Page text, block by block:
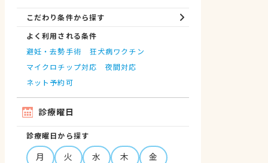
こだわり条件から探す
よく利用される条件
避妊・去勢手術
狂犬病ワクチン
マイクロチップ対応
夜間対応
ネット予約可
診療曜日
診療曜日から探す
月 火 水 木
金